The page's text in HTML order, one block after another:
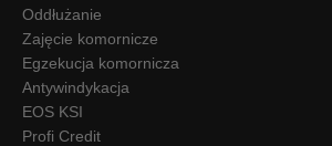
Oddłużanie
Zajęcie komornicze
Egzekucja komornicza
Antywindykacja
EOS KSI
Profi Credit